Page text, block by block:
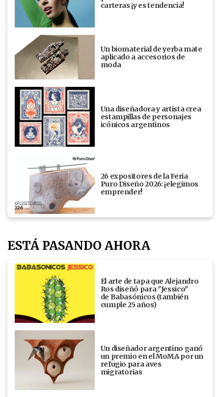
carteras ¡y es tendencia!
Un biomaterial de yerba mate
aplicado a accesorios de
moda
Una diseñadora y artista crea
estampillas de personajes
icónicos argentinos
26 expositores de la Feria
Puro Diseño 2026: ¡elegimos
emprender!
ESTÁ PASANDO AHORA
El arte de tapa que Alejandro
Ros diseñó para "Jessico"
de Babasónicos (también
cumple 25 años)
Un diseñador argentino ganó
un premio en el MoMA por un
refugio para aves
migratorias